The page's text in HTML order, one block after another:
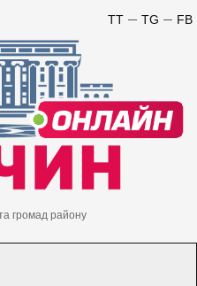
FB
TG
TT
громад району